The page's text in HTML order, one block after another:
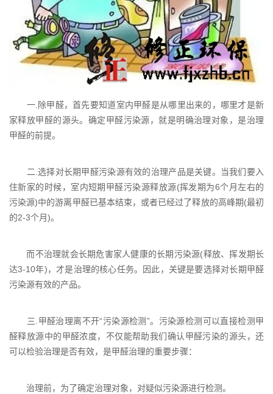
一.除甲醛，首先要知道室内甲醛是从哪里出来的，哪里才是新
家释放甲醛的源头。确定甲醛污染源，就是明确治理对象，是治理
甲醛的前提。
二.选择对长期甲醛污染源有效的治理产品是关键。当我们要入
住新家的时候，室内短期甲醛污染源释放源(挥发期为6个月左右的
污染源)中的游离甲醛已基本结束，或者已经过了释放的高峰期(最初
的2-3个月)。
而不治理就会长期危害家人健康的长期污染源(释放、挥发期长
达3-10年)，才是治理的核心任务。因此，关键是要选择对长期甲醛
污染源有效的产品。
三.甲醛治理离不开“污染源检测”。污染源检测可以直接检测甲
醛释放源中的甲醛浓度，不仅能帮助我们确认甲醛污染的源头，还
可以检验治理是否有效，是甲醛治理的重要步骤：
治理前，为了确定治理对象，对疑似污染源进行检测。